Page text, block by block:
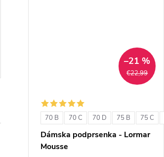
€22,99
–21 %
70 B 70 C 70 D 75 B 75 C
Dámska podprsenka - Lormar
Mousse